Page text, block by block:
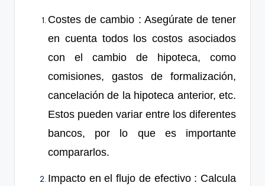
Costes de cambio : Asegúrate de tener
en cuenta todos los costos asociados
con el cambio de hipoteca, como
comisiones, gastos de formalización,
cancelación de la hipoteca anterior, etc.
Estos pueden variar entre los diferentes
bancos, por lo que es importante
compararlos.
Impacto en el flujo de efectivo: Calcula